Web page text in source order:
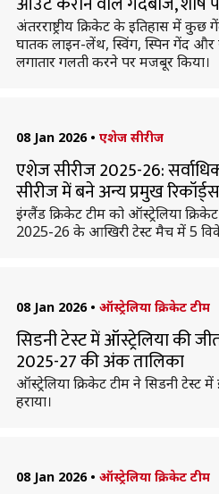
अंतरराष्ट्रीय क्रिकेट के इतिहास में
घातक लाइन-लेंथ, स्विंग, स्पिन गेंद
लगातार गलती करने पर मजबूर किया।
08 Jan 2026 • एशेज सीरीज
एशेज सीरीज 2025-26:
सीरीज में बने अन्य प्रमुख रिकॉर्ड्स
इंग्लैंड क्रिकेट टीम को ऑस्ट्रेलिया
2025-26 के आखिरी टेस्ट मैच में 5
08 Jan 2026 • ऑस्ट्रेलिया क्रिकेट टीम
सिडनी टेस्ट में ऑस्ट्रेलिया की
2025-27 की अंक तालिका
ऑस्ट्रेलिया क्रिकेट टीम ने सिडनी टेस्ट
हराया।
08 Jan 2026 • ऑस्ट्रेलिया क्रिकेट टीम